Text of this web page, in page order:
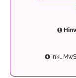
inkl.